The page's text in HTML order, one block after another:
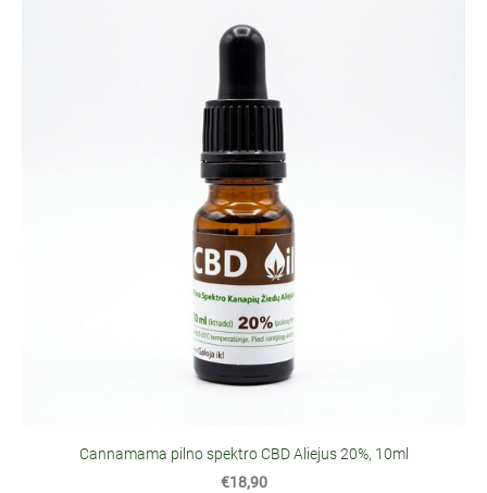
Cannamama pilno spektro CBD Aliejus 20%, 10ml
€18,90